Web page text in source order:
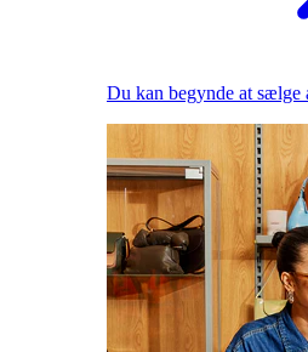
Du kan begynde at sælge